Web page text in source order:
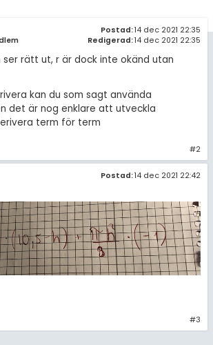
Postad:14 dec 2021 22:35
Redigerad:14 dec 2021 22:35
ser rätt ut, r är dock inte okänd utan
kan du som sagt använda
det är nog enklare att utveckla
term för term
#2
Postad:14 dec 2021 22:42
#3